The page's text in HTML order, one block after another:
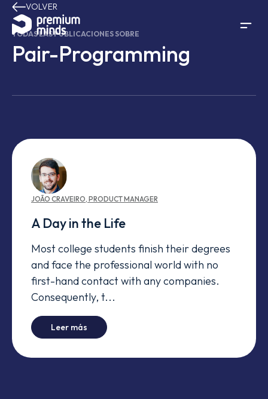
Saltar al contenido
VOLVER
TODAS LAS PUBLICACIONES SOBRE
Pair-Programming
JOÃO CRAVEIRO, PRODUCT MANAGER
A Day in the Life
Most college students finish their degrees
and face the professional world with no
first-hand contact with any companies.
Consequently, t...
Leer más A Day in the Life